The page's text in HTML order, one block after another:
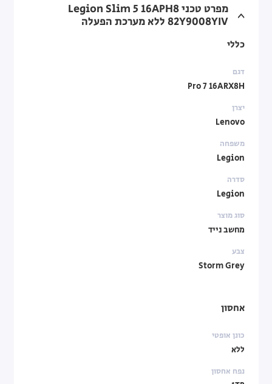
מפרט טכני Legion Slim 5 16APH8
82Y9008YIV ללא מערכת הפעלה
כללי
דגם
Pro 7 16ARX8H
יצרן
Lenovo
משפחה
Legion
סדרה
Legion
סוג מוצר
מחשב נייד
צבע
Storm Grey
אחסון
כונן אופטי
ללא
נפח אחסון